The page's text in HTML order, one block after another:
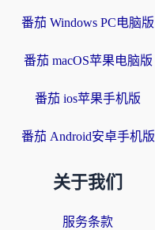
番茄 Windows PC电脑版
番茄 macOS苹果电脑版
番茄 ios苹果手机版
番茄 Android安卓手机版
关于我们
服务条款